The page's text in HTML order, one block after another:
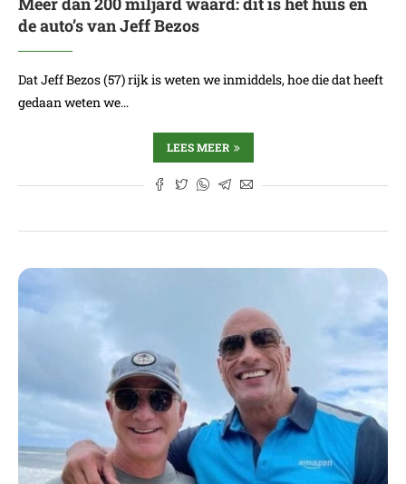
de auto’s van Jeff Bezos
Dat Jeff Bezos (57) rijk is weten we inmiddels, hoe die dat heeft
gedaan weten we…
LEES MEER